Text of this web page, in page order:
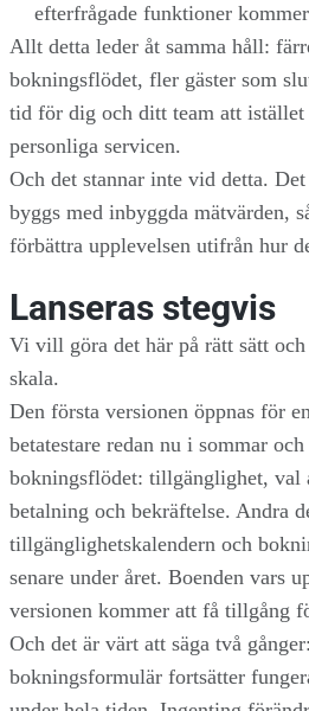
efterfrågade funktioner
Allt detta leder åt samma håll:
bokningsflödet, fler gäster som
tid för dig och ditt team att istället
personliga servicen.
Och det stannar inte vid detta.
byggs med inbyggda mätvärden,
förbättra upplevelsen utifrån hur
Lanseras stegvis
Vi vill göra det här på rätt sätt
skala.
Den första versionen öppnas för
betatestare redan nu i sommar
bokningsflödet: tillgänglighet, val
betalning och bekräftelse. Andra
tillgänglighetskalendern och
senare under året. Boenden vars
versionen kommer att få tillgång
Och det är värt att säga två
bokningsformulär fortsätter